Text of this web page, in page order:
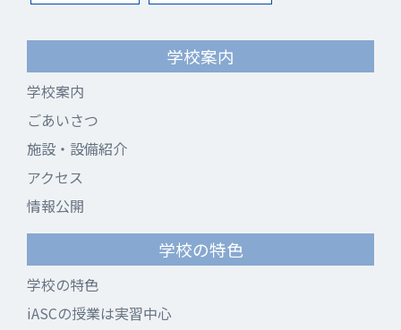
学校案内
学校案内
ごあいさつ
施設・設備紹介
アクセス
情報公開
学校の特色
学校の特色
iASCの授業は実習中心